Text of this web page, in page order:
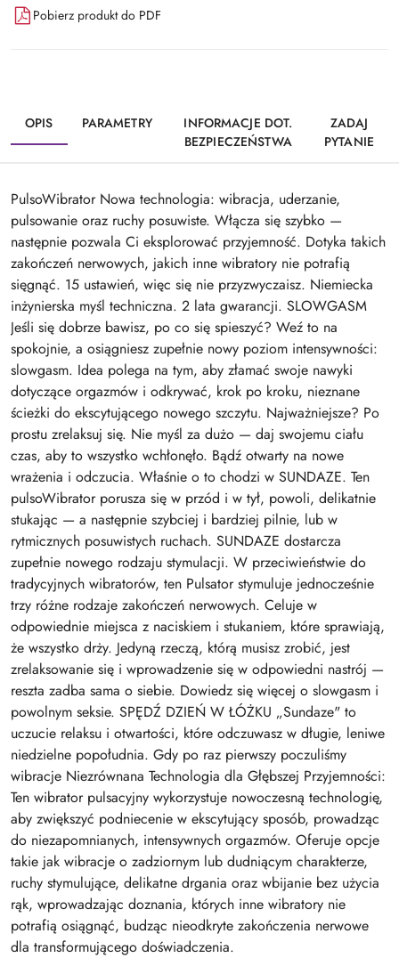
Pobierz produkt do PDF
OPIS PARAMETRY
INFORMACJE DOT.
BEZPIECZEŃSTWA
ZADAJ
PYTANIE
PulsoWibrator Nowa technologia: wibracja, uderzanie,
pulsowanie oraz ruchy posuwiste. Włącza się szybko —
następnie pozwala Ci eksplorować przyjemność. Dotyka takich
zakończeń nerwowych, jakich inne wibratory nie potrafią
sięgnąć. 15 ustawień, więc się nie przyzwyczaisz. Niemiecka
inżynierska myśl techniczna. 2 lata gwarancji. SLOWGASM
Jeśli się dobrze bawisz, po co się spieszyć? Weź to na
spokojnie, a osiągniesz zupełnie nowy poziom intensywności:
slowgasm. Idea polega na tym, aby złamać swoje nawyki
dotyczące orgazmów i odkrywać, krok po kroku, nieznane
ścieżki do ekscytującego nowego szczytu. Najważniejsze? Po
prostu zrelaksuj się. Nie myśl za dużo — daj swojemu ciału
czas, aby to wszystko wchłonęło. Bądź otwarty na nowe
wrażenia i odczucia. Właśnie o to chodzi w SUNDAZE. Ten
pulsoWibrator porusza się w przód i w tył, powoli, delikatnie
stukając — a następnie szybciej i bardziej pilnie, lub w
rytmicznych posuwistych ruchach. SUNDAZE dostarcza
zupełnie nowego rodzaju stymulacji. W przeciwieństwie do
tradycyjnych wibratorów, ten Pulsator stymuluje jednocześnie
trzy różne rodzaje zakończeń nerwowych. Celuje w
odpowiednie miejsca z naciskiem i stukaniem, które sprawiają,
że wszystko drży. Jedyną rzeczą, którą musisz zrobić, jest
zrelaksowanie się i wprowadzenie się w odpowiedni nastrój —
reszta zadba sama o siebie. Dowiedz się więcej o slowgasm i
powolnym seksie. SPĘDŹ DZIEŃ W ŁÓŻKU „Sundaze" to
uczucie relaksu i otwartości, które odczuwasz w długie, leniwe
niedzielne popołudnia. Gdy po raz pierwszy poczuliśmy
wibracje Niezrównana Technologia dla Głębszej Przyjemności:
Ten wibrator pulsacyjny wykorzystuje nowoczesną technologię,
aby zwiększyć podniecenie w ekscytujący sposób, prowadząc
do niezapomnianych, intensywnych orgazmów. Oferuje opcje
takie jak wibracje o zadziornym lub dudniącym charakterze,
ruchy stymulujące, delikatne drgania oraz wbijanie bez użycia
rąk, wprowadzając doznania, których inne wibratory nie
potrafią osiągnąć, budząc nieodkryte zakończenia nerwowe
dla transformującego doświadczenia.